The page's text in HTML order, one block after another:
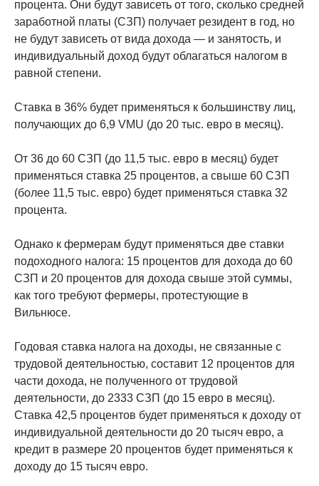
процента. Они будут зависеть от того, сколько средней
заработной платы (СЗП) получает резидент в год, но
не будут зависеть от вида дохода — и занятость, и
индивидуальный доход будут облагаться налогом в
равной степени.
Ставка в 36% будет применяться к большинству лиц,
получающих до 6,9 VMU (до 20 тыс. евро в месяц).
От 36 до 60 СЗП (до 11,5 тыс. евро в месяц) будет
применяться ставка 25 процентов, а свыше 60 СЗП
(более 11,5 тыс. евро) будет применяться ставка 32
процента.
Однако к фермерам будут применяться две ставки
подоходного налога: 15 процентов для дохода до 60
СЗП и 20 процентов для дохода свыше этой суммы,
как того требуют фермеры, протестующие в
Вильнюсе.
Годовая ставка налога на доходы, не связанные с
трудовой деятельностью, составит 12 процентов для
части дохода, не полученного от трудовой
деятельности, до 2333 СЗП (до 15 евро в месяц).
Ставка 42,5 процентов будет применяться к доходу от
индивидуальной деятельности до 20 тысяч евро, а
кредит в размере 20 процентов будет применяться к
доходу до 15 тысяч евро.